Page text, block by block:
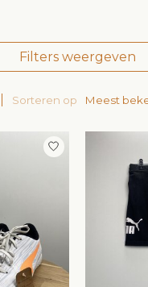
Filters weergeven
Sorteren op Meest